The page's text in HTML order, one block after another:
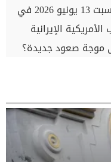
سعر الدولار اليوم السبت 13 يونيو 2026 في
الإيرانية
موجة صعود جديدة؟